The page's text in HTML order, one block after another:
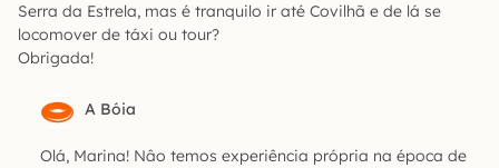
Serra da Estrela, mas é tranquilo ir até Covilhã e de lá se
locomover de táxi ou tour?
Obrigada!
A Bóia
Olá, Marina! Nâo temos experiência própria na época de